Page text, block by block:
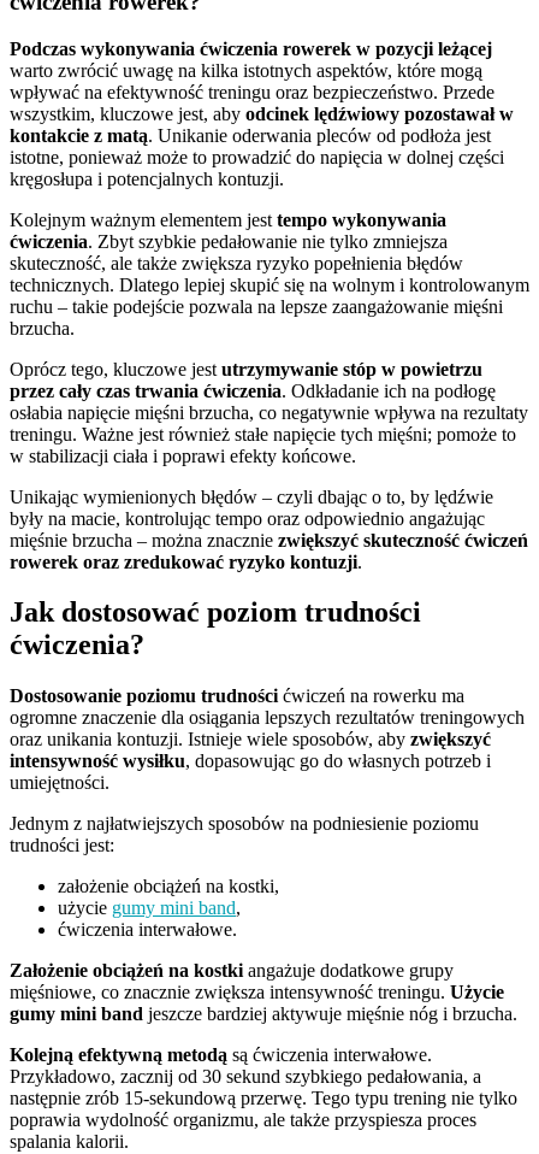
Podczas wykonywania ćwiczenia rowerek w pozycji leżącej
warto zwrócić uwagę na kilka istotnych aspektów, które mogą
wpływać na efektywność treningu oraz bezpieczeństwo. Przede
wszystkim, kluczowe jest, aby odcinek lędźwiowy pozostawał w
kontakcie z matą. Unikanie oderwania pleców od podłoża jest
istotne, ponieważ może to prowadzić do napięcia w dolnej części
kręgosłupa i potencjalnych kontuzji.
Kolejnym ważnym elementem jest tempo wykonywania
ćwiczenia. Zbyt szybkie pedałowanie nie tylko zmniejsza
skuteczność, ale także zwiększa ryzyko popełnienia błędów
technicznych. Dlatego lepiej skupić się na wolnym i kontrolowanym
ruchu – takie podejście pozwala na lepsze zaangażowanie mięśni
brzucha.
Oprócz tego, kluczowe jest utrzymywanie stóp w powietrzu
przez cały czas trwania ćwiczenia. Odkładanie ich na podłogę
osłabia napięcie mięśni brzucha, co negatywnie wpływa na rezultaty
treningu. Ważne jest również stałe napięcie tych mięśni; pomoże to
w stabilizacji ciała i poprawi efekty końcowe.
Unikając wymienionych błędów – czyli dbając o to, by lędźwie
były na macie, kontrolując tempo oraz odpowiednio angażując
mięśnie brzucha – można znacznie zwiększyć skuteczność ćwiczeń
rowerek oraz zredukować ryzyko kontuzji.
Jak dostosować poziom trudności
ćwiczenia?
Dostosowanie poziomu trudności ćwiczeń na rowerku ma
ogromne znaczenie dla osiągania lepszych rezultatów treningowych
oraz unikania kontuzji. Istnieje wiele sposobów, aby zwiększyć
intensywność wysiłku, dopasowując go do własnych potrzeb i
umiejętności.
Jednym z najłatwiejszych sposobów na podniesienie poziomu
trudności jest:
założenie obciążeń na kostki,
użycie gumy mini band,
ćwiczenia interwałowe.
Założenie obciążeń na kostki angażuje dodatkowe grupy
mięśniowe, co znacznie zwiększa intensywność treningu. Użycie
gumy mini band jeszcze bardziej aktywuje mięśnie nóg i brzucha.
Kolejną efektywną metodą są ćwiczenia interwałowe.
Przykładowo, zacznij od 30 sekund szybkiego pedałowania, a
następnie zrób 15-sekundową przerwę. Tego typu trening nie tylko
poprawia wydolność organizmu, ale także przyspiesza proces
spalania kalorii.